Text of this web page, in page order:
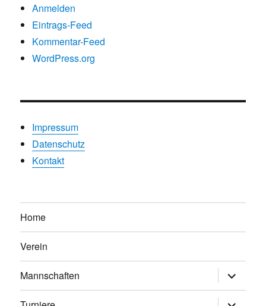
Anmelden
Eintrags-Feed
Kommentar-Feed
WordPress.org
Impressum
Datenschutz
Kontakt
Home
Verein
Mannschaften
anzeigen